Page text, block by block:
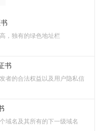
，独有的绿色地址栏
书
者的合法权益以及用户隐私信
域名及其所有的下一级域名